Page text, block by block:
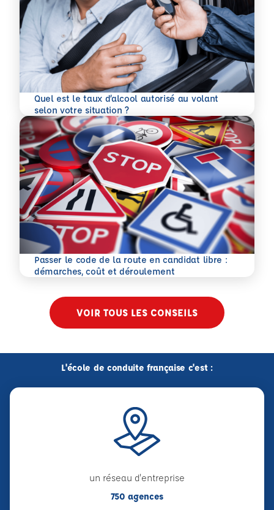
Quel est le taux d’alcool autorisé au volant
selon votre situation ?
En savoir plus
Passer le code de la route en candidat libre :
démarches, coût et déroulement
En savoir plus
VOIR TOUS LES CONSEILS
L'école de conduite française c'est :
un réseau d'entreprise
750 agences